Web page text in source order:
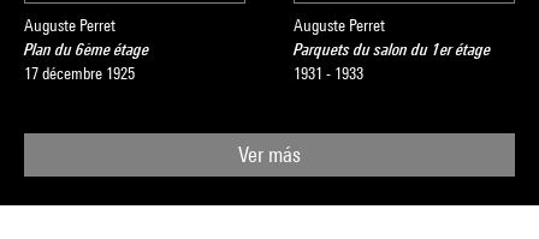
Auguste Perret
Plan du 6ème étage
17 décembre 1925
Auguste Perret
Parquets du salon du 1er étage
1931 - 1933
Ver más